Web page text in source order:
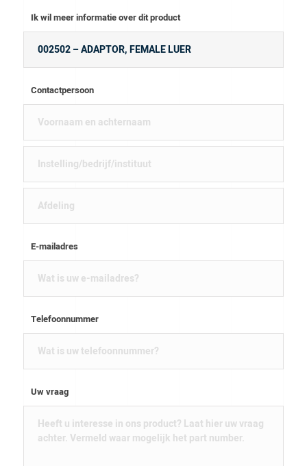
Ik wil meer informatie over dit product
Contactpersoon
E-mailadres
Telefoonnummer
Uw vraag